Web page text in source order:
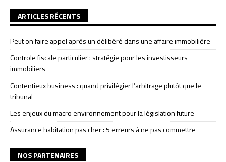
ARTICLES RÉCENTS
Peut on faire appel après un délibéré dans une affaire immobilière
Controle fiscale particulier : stratégie pour les investisseurs
immobiliers
Contentieux business : quand privilégier l’arbitrage plutôt que le
tribunal
Les enjeux du macro environnement pour la législation future
Assurance habitation pas cher : 5 erreurs à ne pas commettre
NOS PARTENAIRES